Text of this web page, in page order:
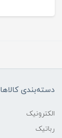
دسته‌بندی کالاها
الکترونیک
رباتیک